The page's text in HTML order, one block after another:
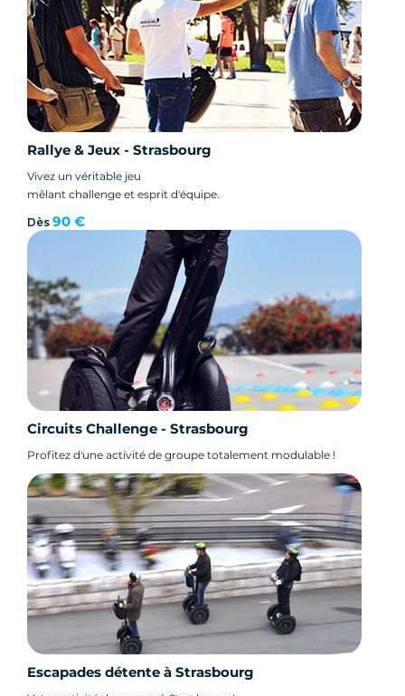
Rallye & Jeux - Strasbourg
Vivez un véritable jeu
mêlant challenge et esprit d'équipe.
Dès 90 €
Circuits Challenge - Strasbourg
Profitez d'une activité de groupe totalement modulable !
Escapades détente à Strasbourg